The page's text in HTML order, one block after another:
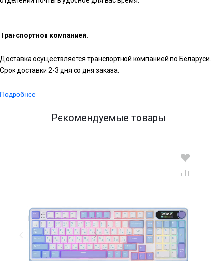
Транспортной компанией.
Доставка осуществляется транспортной компанией по Беларуси.
Срок доставки 2-3 дня со дня заказа.
Подробнее
Рекомендуемые товары